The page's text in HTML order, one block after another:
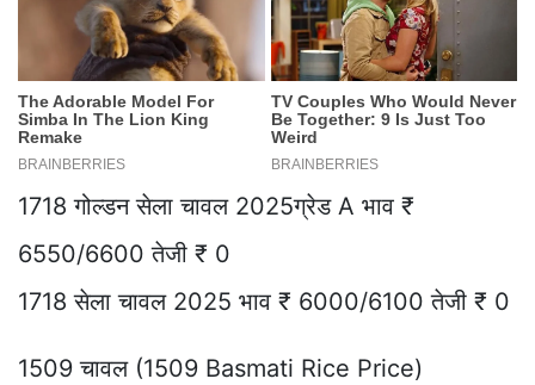
1718 गोल्डन सेला चावल 2025ग्रेड A भाव ₹
6550/6600 तेजी ₹ 0
1718 सेला चावल 2025 भाव ₹ 6000/6100 तेजी ₹ 0
1509 चावल (1509 Basmati Rice Price)